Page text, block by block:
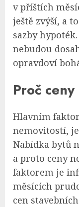
v příštích
ještě zvýší, a
sazby
nebudou
opravdoví
Proč
Hlavním
nemovitostí,
Nabídka bytů
a proto ceny
faktorem je
měsících
cen